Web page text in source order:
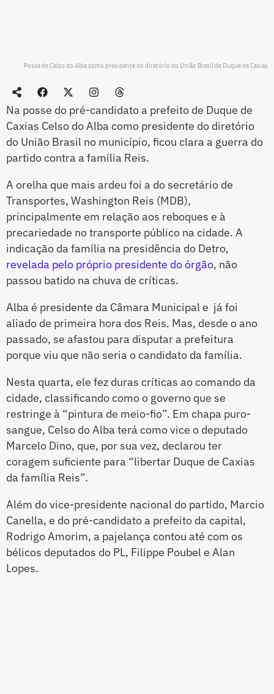
Posse de Celso do Alba como presidente do diretório do União Brasil de Duque de Caxias
Na posse do pré-candidato a prefeito de Duque de
Caxias Celso do Alba como presidente do diretório
do União Brasil no município, ficou clara a guerra do
partido contra a família Reis.
A orelha que mais ardeu foi a do secretário de
Transportes, Washington Reis (MDB),
principalmente em relação aos reboques e à
precariedade no transporte público na cidade. A
indicação da família na presidência do Detro,
revelada pelo próprio presidente do órgão, não
passou batido na chuva de críticas.
Alba é presidente da Câmara Municipal e já foi
aliado de primeira hora dos Reis. Mas, desde o ano
passado, se afastou para disputar a prefeitura
porque viu que não seria o candidato da família.
Nesta quarta, ele fez duras críticas ao comando da
cidade, classificando como o governo que se
restringe à “pintura de meio-fio”. Em chapa puro-
sangue, Celso do Alba terá como vice o deputado
Marcelo Dino, que, por sua vez, declarou ter
coragem suficiente para “libertar Duque de Caxias
da família Reis”.
Além do vice-presidente nacional do partido, Marcio
Canella, e do pré-candidato a prefeito da capital,
Rodrigo Amorim, a pajelança contou até com os
bélicos deputados do PL, Filippe Poubel e Alan
Lopes.